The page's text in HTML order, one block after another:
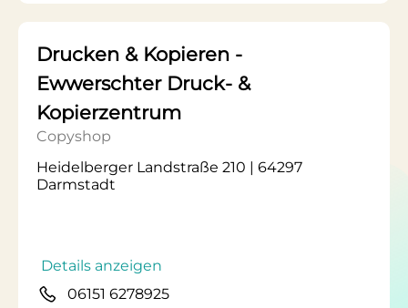
Drucken & Kopieren -
Ewwerschter Druck- &
Kopierzentrum
Copyshop
Heidelberger Landstraße 210 | 64297
Darmstadt
Details anzeigen
06151 6278925